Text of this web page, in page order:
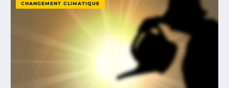
CHANGEMENT CLIMATIQUE